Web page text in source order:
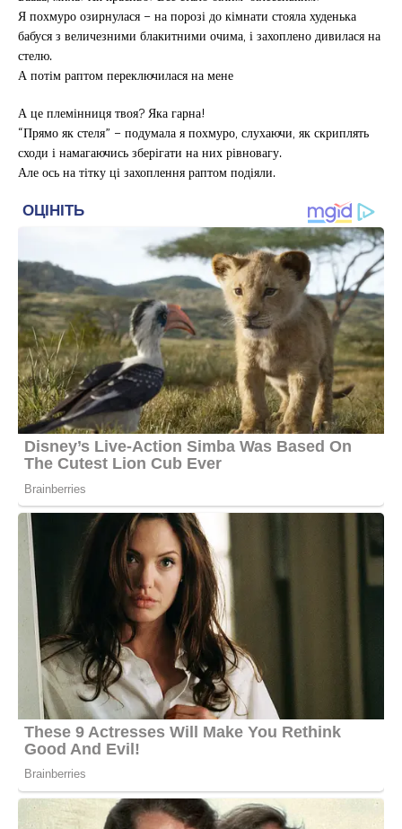
Я похмуро озирнулася – на порозі до кімнати стояла худенька
бабуся з величезними блакитними очима, і захоплено дивилася на
стелю.
А потім раптом переключилася на мене
А це племінниця твоя? Яка гарна!
“Прямо як стеля” – подумала я похмуро, слухаючи, як скриплять
сходи і намагаючись зберігати на них рівновагу.
Але ось на тітку ці захоплення раптом подіяли.